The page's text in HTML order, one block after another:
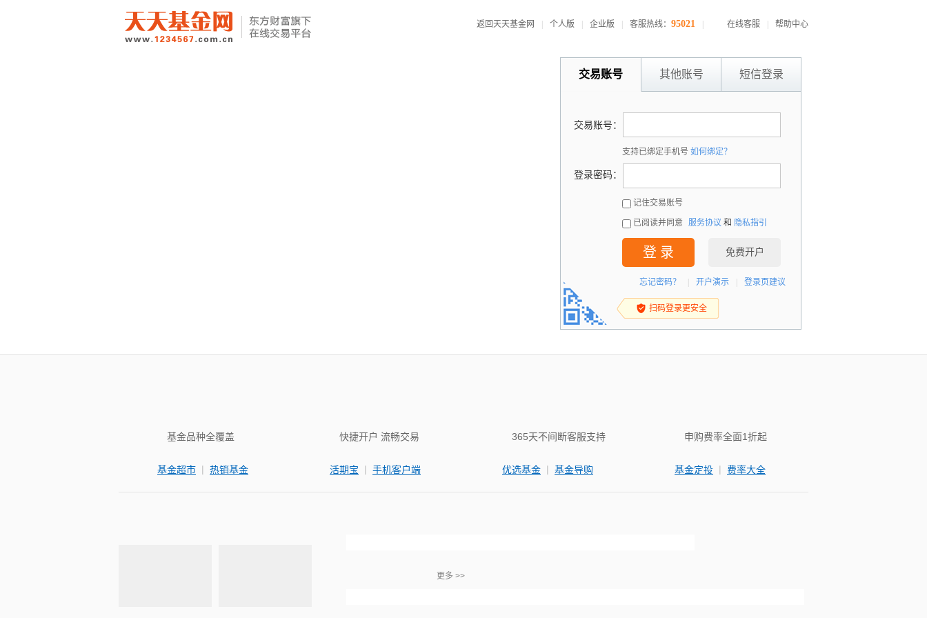
返回天天基金网 个人版 企业版 客服热线： 95021 在线客服 帮助中心
交易账号 其他账号 短信登录
交易账号：
支持已绑定手机号 如何绑定？
登录密码：
记住交易账号
已阅读并同意 服务协议 和 隐私指引
登 录 免费开户
忘记密码？ 开户演示 登录页建议
扫码登录更安全
基金品种全覆盖
基金超市 | 热销基金
快捷开户 流畅交易
活期宝 | 手机客户端
365天不间断客服支持
优选基金 | 基金导购
申购费率全面1折起
基金定投 | 费率大全
更多 >>